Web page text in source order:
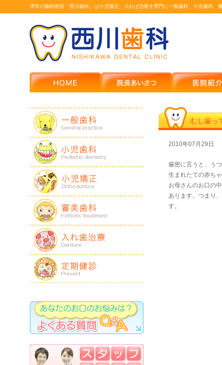
堺市の歯科医院「西川歯科」は小児矯正、入れば治療を専門に一般歯科、小児歯科
むし歯っ
2010年07月29日
厳密に言うと、う
生まれたての赤ち
お母さんのお口の
あります。つまり
す。